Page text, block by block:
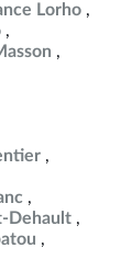
Lorho
Dehault